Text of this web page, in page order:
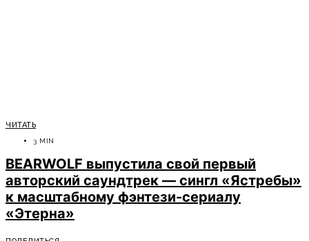
ЧИТАТЬ
3 MIN
BEARWOLF выпустила свой первый
авторский саундтрек — сингл «Ястребы»
к масштабному фэнтези-сериалу
«Этерна»